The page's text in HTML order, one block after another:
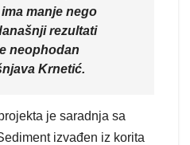
manje nego
rezultati
neophodan
Krnetić.
je saradnja sa
izvađen iz korita